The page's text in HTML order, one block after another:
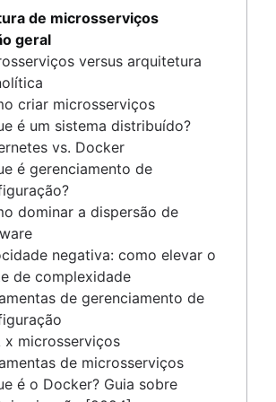
de configuração?
a dispersão de software
negativa: como elevar o limite de
de gerenciamento de configuração
de microsserviços
Guia sobre conteinerização
nuvem
vs. máquinas virtuais
como código (IaC)
como um serviço (IaaS)
como serviço (PaaS)
como serviço (CaaS)
de microsserviços
geral
versus arquitetura
criar microsserviços
é um sistema distribuído?
vs. Docker
é gerenciamento de
dominar a dispersão de
negativa: como elevar o
de complexidade
de gerenciamento de
x microsserviços
de microsserviços
é o Docker? Guia sobre